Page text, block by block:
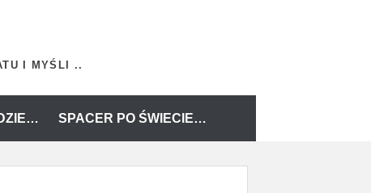
I MYŚLI ..
SPACER PO ŚWIECIE…